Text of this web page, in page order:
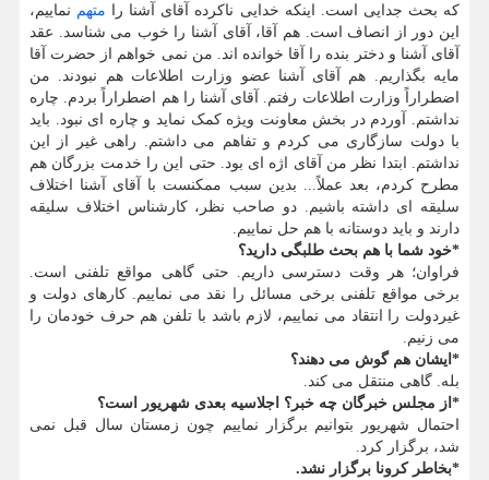
که بحث جدایی است. اینکه خدایی ناکرده آقای آشنا را متهم نماییم،
این دور از انصاف است. هم آقا، آقای آشنا را خوب می شناسد. عقد
آقای آشنا و دختر بنده را آقا خوانده اند. من نمی خواهم از حضرت آقا
مایه بگذاریم. هم آقای آشنا عضو وزارت اطلاعات هم نبودند. من
اضطراراً وزارت اطلاعات رفتم. آقای آشنا را هم اضطراراً بردم. چاره
نداشتم. آوردم در بخش معاونت ویژه کمک نماید و چاره ای نبود. باید
با دولت سازگاری می کردم و تفاهم می داشتم. راهی غیر از این
نداشتم. ابتدا نظر من آقای اژه ای بود. حتی این را خدمت بزرگان هم
مطرح کردم، بعد عملاً... بدین سبب ممکنست با آقای آشنا اختلاف
سلیقه ای داشته باشیم. دو صاحب نظر، کارشناس اختلاف سلیقه
دارند و باید دوستانه با هم حل نماییم.
*خود شما با هم بحث طلبگی دارید؟
فراوان؛ هر وقت دسترسی داریم. حتی گاهی مواقع تلفنی است.
برخی مواقع تلفنی برخی مسائل را نقد می نماییم. کارهای دولت و
غیردولت را انتقاد می نماییم، لازم باشد با تلفن هم حرف خودمان را
می زنیم.
*ایشان هم گوش می دهند؟
بله. گاهی منتقل می کند.
*از مجلس خبرگان چه خبر؟ اجلاسیه بعدی شهریور است؟
احتمال شهریور بتوانیم برگزار نماییم چون زمستان سال قبل نمی
شد، برگزار کرد.
*بخاطر کرونا برگزار نشد.